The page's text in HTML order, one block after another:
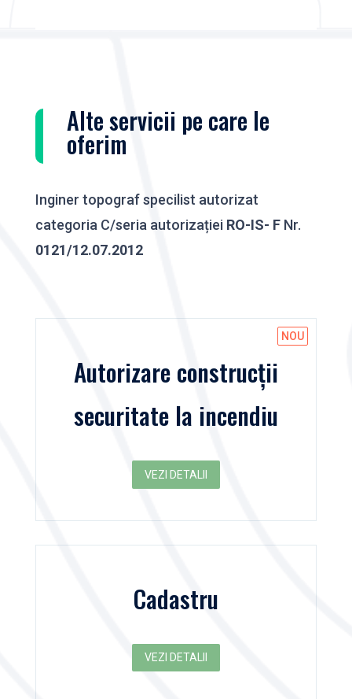
Alte servicii pe care le
oferim
Inginer topograf specilist autorizat
categoria C/seria autorizației RO-IS- FNr.
0121/12.07.2012
Autorizare construcții
securitate la incendiu
VEZI DETALII
Cadastru
VEZI DETALII